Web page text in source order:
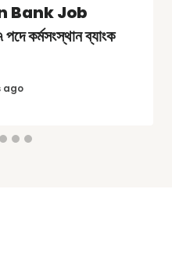
Bank Job
ব্যাংক
ago